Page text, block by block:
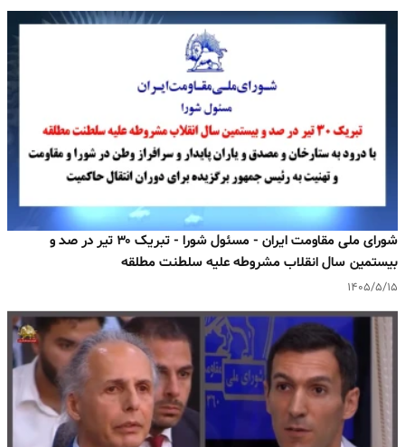
شورای ملی مقاومت ایران - مسئول شورا - تبریک ۳۰ تیر در صد و
بیستمین سال انقلاب مشروطه علیه سلطنت مطلقه
۱۴۰۵/۵/۱۵